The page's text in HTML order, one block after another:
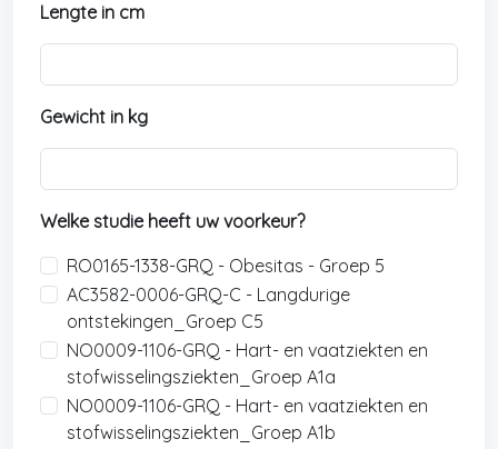
+
3
Lengte in cm
Gewicht in kg
Welke studie heeft uw voorkeur?
RO0165-1338-GRQ - Obesitas - Groep 5
AC3582-0006-GRQ-C - Langdurige
ontstekingen_Groep C5
NO0009-1106-GRQ - Hart- en vaatziekten en
stofwisselingsziekten_Groep A1a
NO0009-1106-GRQ - Hart- en vaatziekten en
stofwisselingsziekten_Groep A1b